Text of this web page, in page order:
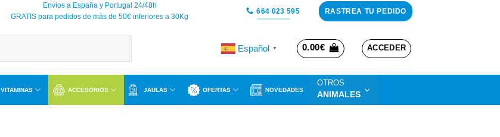
Envíos a España y Portugal 24/48h
GRATIS para pedidos de más de 50€ inferiores a 30Kg
664 023 595 RASTREA TU PEDIDO
Español ▼ 0.00€ ACCEDER
VITAMINAS ACCESORIOS JAULAS OFERTAS NOVEDADES
OTROS
ANIMALES